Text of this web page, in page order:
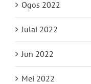
Ogos 2022
Julai 2022
Jun 2022
Mei 2022